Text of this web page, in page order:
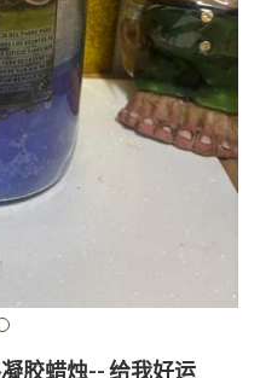
胶蜡烛-- 给我好运